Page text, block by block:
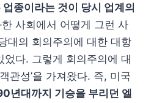
종이라는 것이 당시 업계의
사회에서 어떻게 그런 사
대의 회의주의에 대한 대항
었다. 그렇게 회의주의에 대
관성’을 가져왔다. 즉, 미국
년대까지 기승을 부리던 엘